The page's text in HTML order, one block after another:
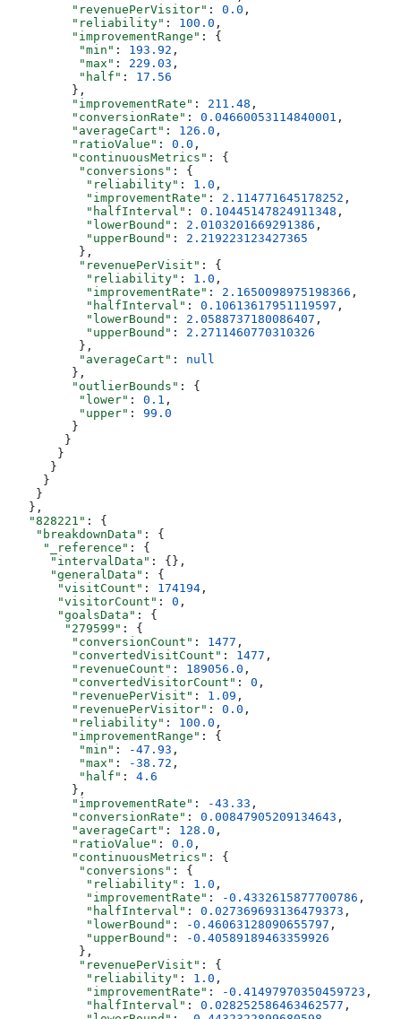
         "revenuePerVisitor"
: 0.0 ,
         "reliability"
: 100.0 ,
         "improvementRange"
: {
          "min"
: 193.92 ,
          "max"
: 229.03 ,
          "half"
: 17.56
         },
         "improvementRate"
: 211.48 ,
         "conversionRate"
: 0.04660053114840001 ,
         "averageCart"
: 126.0 ,
         "ratioValue"
: 0.0 ,
         "continuousMetrics"
: {
          "conversions"
: {
           "reliability"
: 1.0 ,
           "improvementRate"
: 2.114771645178252 ,
           "halfInterval"
: 0.10445147824911348 ,
           "lowerBound"
: 2.0103201669291386 ,
           "upperBound"
: 2.219223123427365
          },
          "revenuePerVisit"
: {
           "reliability"
: 1.0 ,
           "improvementRate"
: 2.1650098975198366 ,
           "halfInterval"
: 0.10613617951119597 ,
           "lowerBound"
: 2.0588737180086407 ,
           "upperBound"
: 2.2711460770310326
          },
          "averageCart"
: null
         },
         "outlierBounds"
: {
          "lower"
: 0.1 ,
          "upper"
: 99.0
         }
        }
       }
      }
     }
    }
   },
   "828221"
: {
    "breakdownData"
: {
     "_reference"
: {
      "intervalData"
: {},
      "generalData"
: {
       "visitCount"
: 174194 ,
       "visitorCount"
: 0 ,
       "goalsData"
: {
        "279599"
: {
         "conversionCount"
: 1477 ,
         "convertedVisitCount"
: 1477 ,
         "revenueCount"
: 189056.0 ,
         "convertedVisitorCount"
: 0 ,
         "revenuePerVisit"
: 1.09 ,
         "revenuePerVisitor"
: 0.0 ,
         "reliability"
: 100.0 ,
         "improvementRange"
: {
          "min"
: -47.93 ,
          "max"
: -38.72 ,
          "half"
: 4.6
         },
         "improvementRate"
: -43.33 ,
         "conversionRate"
: 0.00847905209134643 ,
         "averageCart"
: 128.0 ,
         "ratioValue"
: 0.0 ,
         "continuousMetrics"
: {
          "conversions"
: {
           "reliability"
: 1.0 ,
           "improvementRate"
: -0.4332615877700786 ,
           "halfInterval"
: 0.027369693136479373 ,
           "lowerBound"
: -0.46063128090655797 ,
           "upperBound"
:
-0.40589189463359926
          },
          "revenuePerVisit"
: {
           "reliability"
: 1.0 ,
           "improvementRate"
: -0.41497970350459723 ,
           "halfInterval"
: 0.028252586463462577 ,